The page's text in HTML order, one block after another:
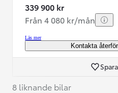
339 900 kr
Från 4 080 kr/mån
Läs mer
Kontakta
Spara
8 liknande bilar